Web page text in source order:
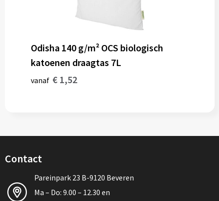
Odisha 140 g/m² OCS biologisch
katoenen draagtas 7L
vanaf € 1,52
Contact
Pareinpark 23 B-9120 Beveren
Ma – Do: 9.00 – 12.30 en